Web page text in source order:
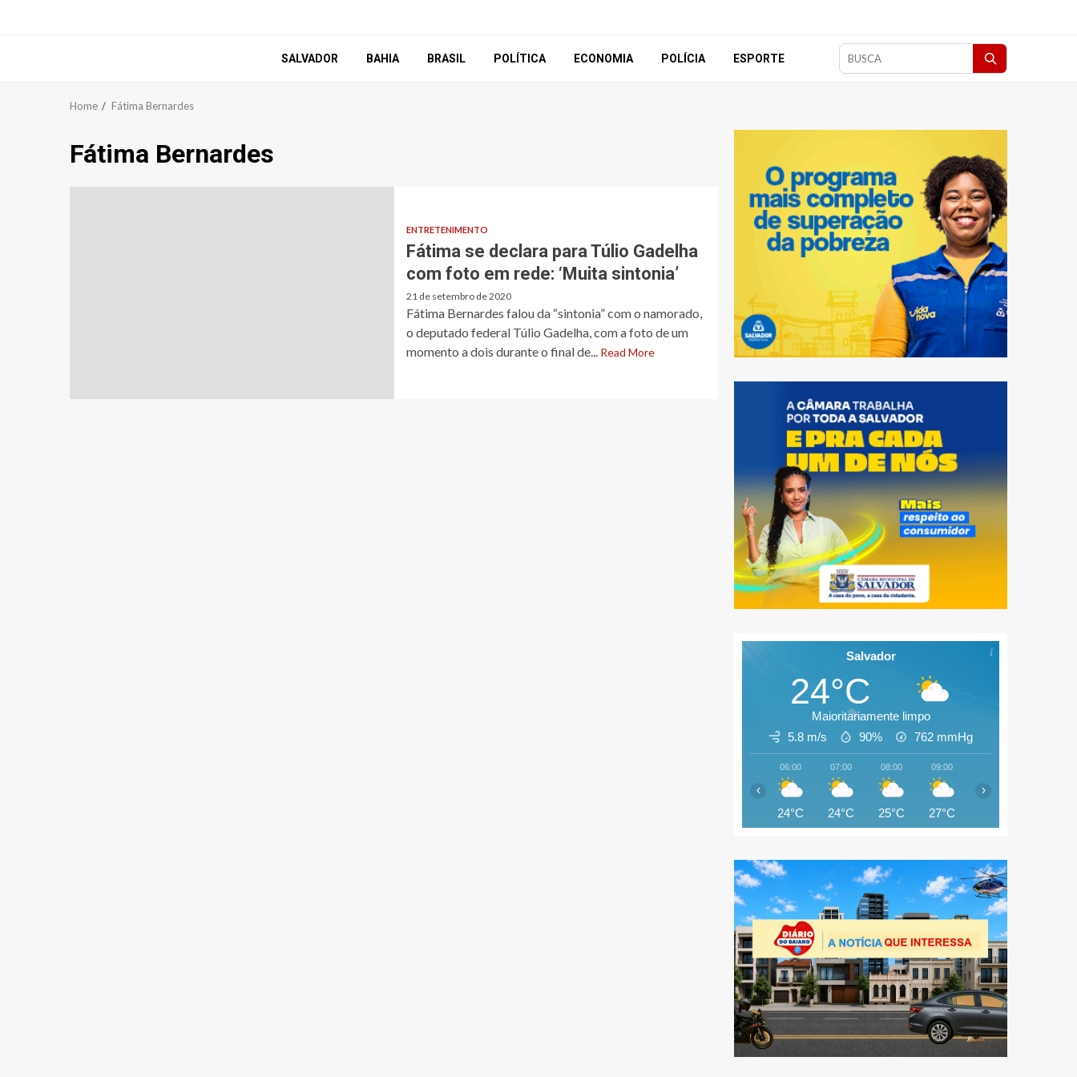
SALVADOR BAHIA BRASIL POLÍTICA ECONOMIA POLÍCIA ESPORTE
Pesquisar
Home Fátima Bernardes
Fátima Bernardes
ENTRETENIMENTO
Fátima se declara para Túlio Gadelha
com foto em rede: ‘Muita sintonia’
21 de setembro de 2020
Fátima Bernardes falou da “sintonia” com o namorado,
o deputado federal Túlio Gadelha, com a foto de um
momento a dois durante o final de... Read More
Salvador
24°C
Maioritariamente limpo
5.8 m/s
90% 762 mmHg
06:00
24°C
07:00
24°C
08:00
25°C
09:00
27°C
‹ ›